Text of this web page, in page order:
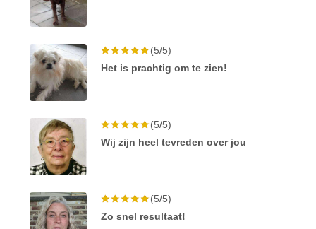
(5/5)
Het is prachtig om te zien!
(5/5)
Wij zijn heel tevreden over jou
(5/5)
Zo snel resultaat!